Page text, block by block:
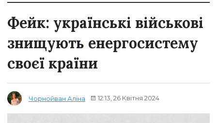
Фейк: українські військові
знищують енергосистему
своєї країни
Чорнойван Аліна 12:13, 26 Квітня 2024